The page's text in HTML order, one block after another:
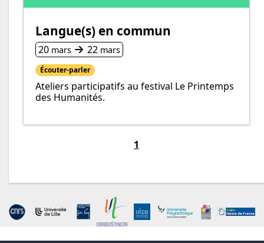
Langue(s) en commun
Du
20 mars
au 22mars
Écouter-parler
Ateliers participatifs au festival Le Printemps
des Humanités.
1